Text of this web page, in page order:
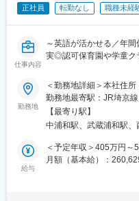
■働き方について：
＊祝日はシフト制で2名
取得いただきます。
■各種手当：
年に1回の昇給や年2回
す。
その他資格手当も充実
■当社サービス「ディー
正社員 転勤なし 職種未経
仕事内容
～英語が活かせる／年
実◎認可保育園や学童ク
埼玉・東京に、認可保
社にて、
運営および英語講師を
■業務詳細
＜レッスン＞
・認可保育園での英語レ
・学童施設での英語レッ
勤務地
＜勤務地詳細＞本社住
勤務地最寄駅：JR埼京
変更の範囲：会社の定め
【最寄り駅】
中浦和駅、武蔵浦和駅、
給与
＜予定年収＞405万円～
月額（基本給）：